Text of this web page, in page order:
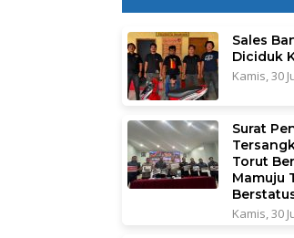
Sales
Diciduk
Kamis, 30
Surat
Torut
Mamuju
Kamis, 30